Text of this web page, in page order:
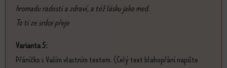
hromadu radosti a zdraví, a též lásku jako med.
To ti ze srdce přeje
Varianta 5:
Přáníčko s Vaším vlastním textem. (Celý text blahopřání napište